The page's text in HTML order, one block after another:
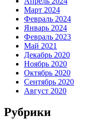
Март 2024
Февраль 2024
Январь 2024
Февраль 2023
Май 2021
Декабрь 2020
Ноябрь 2020
Октябрь 2020
Сентябрь 2020
Август 2020
Рубрики